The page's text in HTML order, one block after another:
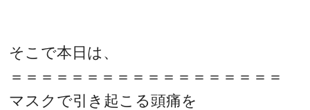
そこで本日は、
＝＝＝＝＝＝＝＝＝＝＝＝＝＝＝＝＝＝
マスクで引き起こる頭痛を